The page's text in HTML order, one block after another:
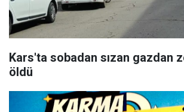
Kars'ta sobadan sızan gazdan
öldü